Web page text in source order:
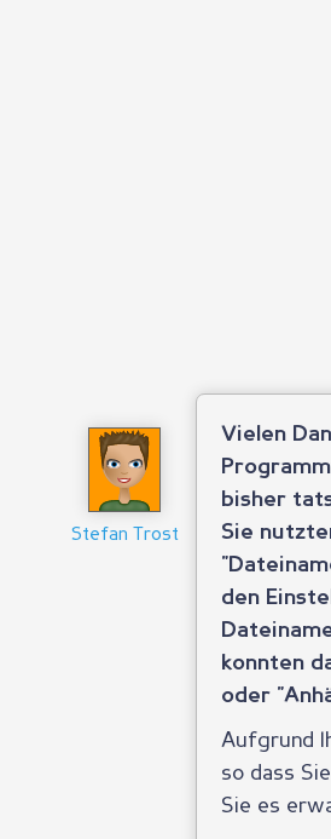
Stefan Trost
Vielen
bisher
Sie
den
konnten
oder
Aufgrund
so dass
Sie es